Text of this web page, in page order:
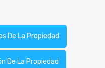
De La Propiedad
De La Propiedad